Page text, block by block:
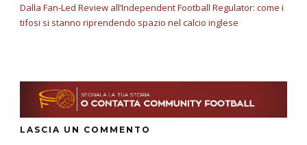
Dalla Fan-Led Review all’Independent Football Regulator: come i
tifosi si stanno riprendendo spazio nel calcio inglese
LASCIA UN COMMENTO